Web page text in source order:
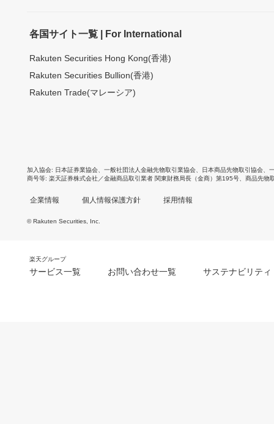
各国サイト一覧 | For International
Rakuten Securities Hong Kong(香港)
Rakuten Securities Bullion(香港)
Rakuten Trade(マレーシア)
加入協会 日本証券業協会 一般社団法人金融先物取引業協会 日本商品先物取引協会
商号等 楽天証券株式会社／金融商品取引業者 関東財務局長（金商）第195号、商品先物
企業情報 個人情報保護方針 採用情報
© Rakuten Securities, Inc.
楽天グループ
サービス一覧 お問い合わせ一覧 サステナビリティ